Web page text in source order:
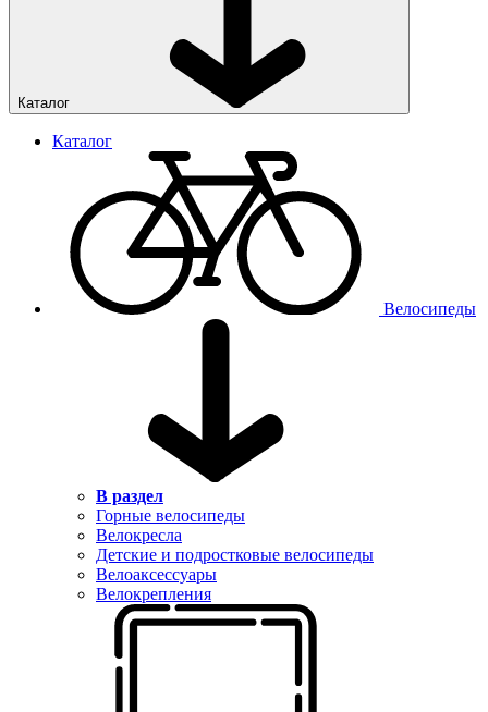
Каталог
Каталог
Велосипеды
В раздел
Горные велосипеды
Велокресла
Детские и подростковые велосипеды
Велоаксессуары
Велокрепления